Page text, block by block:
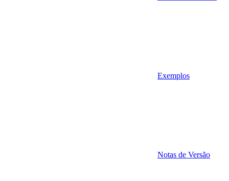
Exemplos
Notas de Versão